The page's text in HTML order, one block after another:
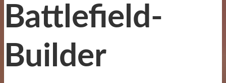
Battlefield-
Builder